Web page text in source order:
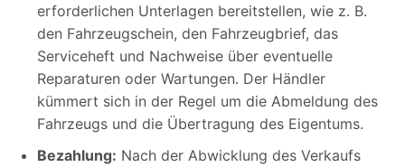
erforderlichen Unterlagen bereitstellen, wie z. B.
den Fahrzeugschein, den Fahrzeugbrief, das
Serviceheft und Nachweise über eventuelle
Reparaturen oder Wartungen. Der Händler
kümmert sich in der Regel um die Abmeldung des
Fahrzeugs und die Übertragung des Eigentums.
Bezahlung: Nach der Abwicklung des Verkaufs